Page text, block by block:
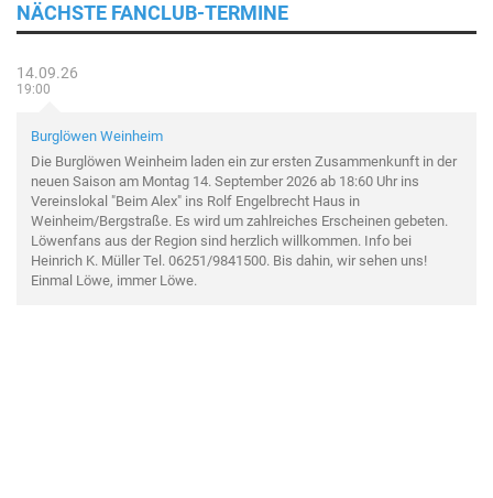
NÄCHSTE FANCLUB-TERMINE
14.09.26
19:00
Burglöwen Weinheim
Die Burglöwen Weinheim laden ein zur ersten Zusammenkunft in der
neuen Saison am Montag 14. September 2026 ab 18:60 Uhr ins
Vereinslokal "Beim Alex" ins Rolf Engelbrecht Haus in
Weinheim/Bergstraße. Es wird um zahlreiches Erscheinen gebeten.
Löwenfans aus der Region sind herzlich willkommen. Info bei
Heinrich K. Müller Tel. 06251/9841500. Bis dahin, wir sehen uns!
Einmal Löwe, immer Löwe.